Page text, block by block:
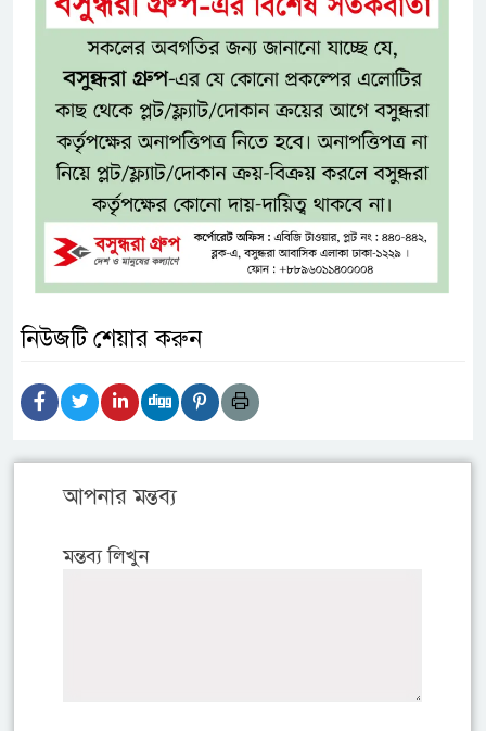
নিউজটি শেয়ার করুন
আপনার মন্তব্য
মন্তব্য লিখুন